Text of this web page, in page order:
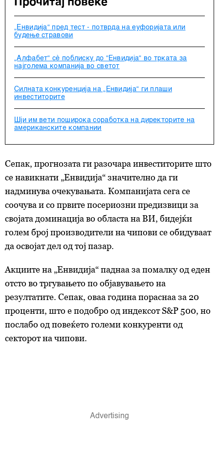
„Енвидија“ пред тест - потврда на еуфоријата или
будење стравови
„Алфабет“ сѐ поблиску до “Енвидија“ во трката за
најголема компанија во светот
Силната конкуренција на „Енвидија“ ги плаши
инвеститорите
Шји им вети поширока соработка на директорите на
американските компании
Сепак, прогнозата ги разочара инвеститорите што
се навикнати „Енвидија“ значително да ги
надминува очекувањата. Компанијата сега се
соочува и со првите посериозни предизвици за
својата доминација во областа на ВИ, бидејќи
голем број производители на чипови се обидуваат
да освојат дел од тој пазар.
Акциите на „Енвидија“ паднаа за помалку од еден
отсто во тргувањето по објавувањето на
резултатите. Сепак, оваа година пораснаа за 20
проценти, што е подобро од индексот S&P 500, но
послабо од повеќето големи конкуренти од
секторот на чипови.